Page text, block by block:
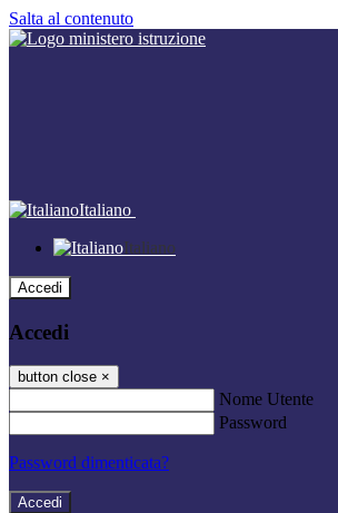
Salta al contenuto
Italiano
Italiano
Accedi
Accedi
button close ×
Nome Utente
Password
Password dimenticata?